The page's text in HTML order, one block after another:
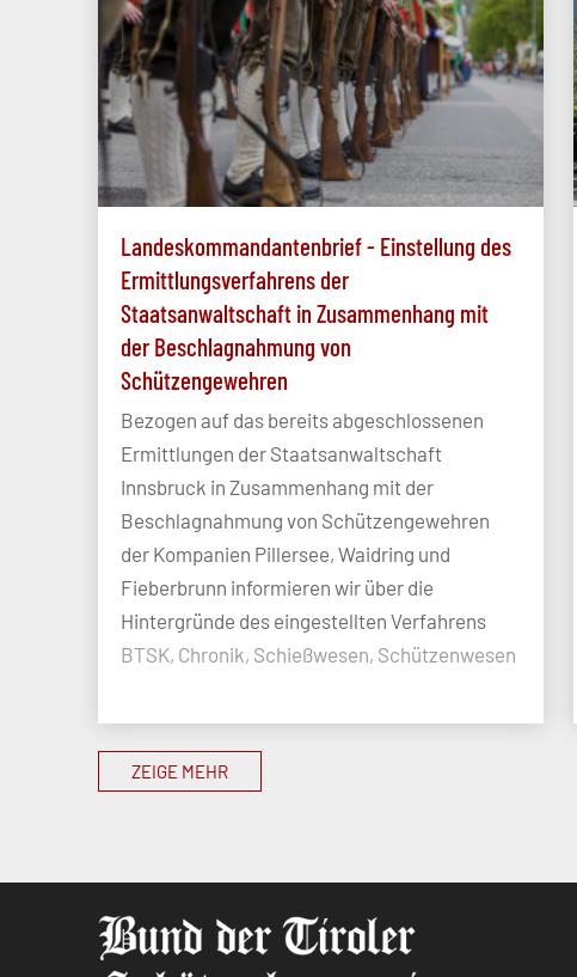
Landeskommandantenbrief - Einstellung des
Ermittlungsverfahrens der
Staatsanwaltschaft in Zusammenhang mit
der Beschlagnahmung von
Schützengewehren
Bezogen auf das bereits abgeschlossenen
Ermittlungen der Staatsanwaltschaft
Innsbruck in Zusammenhang mit der
Beschlagnahmung von Schützengewehren
der Kompanien Pillersee, Waidring und
Fieberbrunn informieren wir über die
Hintergründe des eingestellten Verfahrens
BTSK, Chronik, Schießwesen, Schützenwesen
ZEIGE MEHR